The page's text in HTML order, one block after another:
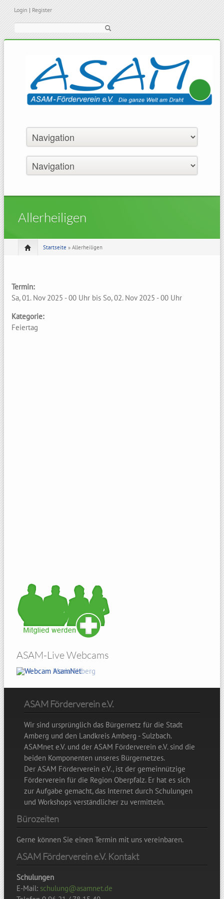
Login | Register
Allerheiligen
Startseite » Allerheiligen
Termin:
Sa, 01. Nov 2025 - 00 Uhr bis So, 02. Nov 2025 - 00 Uhr
Kategorie:
Feiertag
ASAM-Live Webcams
ASAM Förderverein e.V.
Wir sind ursprünglich das Bürgernetz für die Stadt
Amberg und den Landkreis Amberg - Sulzbach.
ASAMnet e.V. und der ASAM Förderverein e.V. sind die
beiden Komponenten unseres Bürgernetzes.
Der ASAM Förderverein e.V., ist der gemeinnützige
Förderverein für die Region Oberpfalz. Er hat es sich
zur Aufgabe gemacht, das Internet durch Schulungen
und Workshops verständlicher zu vermitteln.
Bürozeiten
Gerne können Sie einen Termin mit uns vereinbaren.
ASAM Förderverein e.V. Kontakt
Schulungen
E-Mail: schulung@asamnet.de